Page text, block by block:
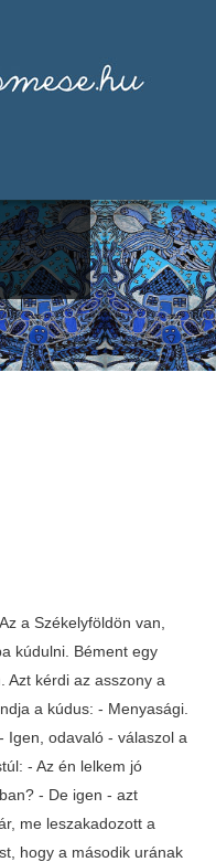
a Székelyföldön van,
kúdulni. Bément egy
Azt kérdi az asszony a
a kúdus: - Menyasági.
Igen, odavaló - válaszol a
- Az én lelkem jó
- De igen - azt
me leszakadozott a
hogy a második urának